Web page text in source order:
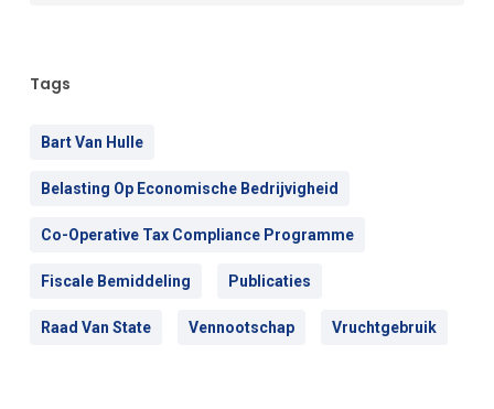
Tags
Bart Van Hulle
Belasting Op Economische Bedrijvigheid
Co-Operative Tax Compliance Programme
Fiscale Bemiddeling Publicaties
Raad Van State Vennootschap Vruchtgebruik